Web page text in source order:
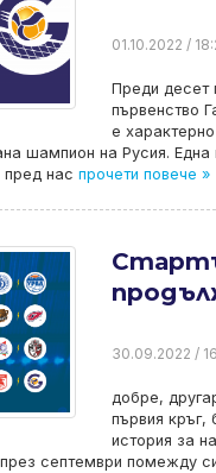
01.10.2022 /
Преди десет
първенство
е
шампион на Русия.
пред нас прочети повече »
30.09.2022 /
добре,
първия
история за
септември помежду